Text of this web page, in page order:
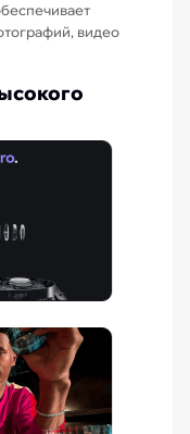
видео